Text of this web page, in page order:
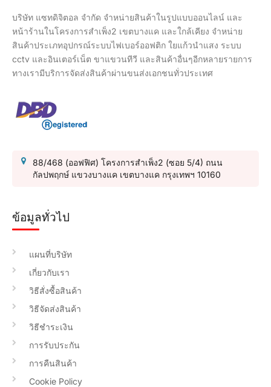
บริษัท แซทดิจิตอล จำกัด จำหน่ายสินค้าในรูปแบบออนไลน์ และ
หน้าร้านในโครงการสำเพ็ง2 เขตบางแค และใกล้เคียง จำหน่าย
สินค้าประเภทอุปกรณ์ระบบไฟเบอร์ออฟติก ใยแก้วนำแสง ระบบ
cctv และอินเตอร์เน็ต ขาแขวนทีวี และสินค้าอื่นๆอีกหลายรายการ
ทางเรามีบริการจัดส่งสินค้าผ่านขนส่งเอกชนทั่วประเทศ
88/468 (ออฟฟิศ) โครงการสำเพ็ง2 (ซอย 5/4) ถนน
กัลปพฤกษ์ แขวงบางแค เขตบางแค กรุงเทพฯ 10160
ข้อมูลทั่วไป
แผนที่บริษัท
เกี่ยวกับเรา
วิธีสั่งซื้อสินค้า
วิธีจัดส่งสินค้า
วิธีชำระเงิน
การรับประกัน
การคืนสินค้า
Cookie Policy